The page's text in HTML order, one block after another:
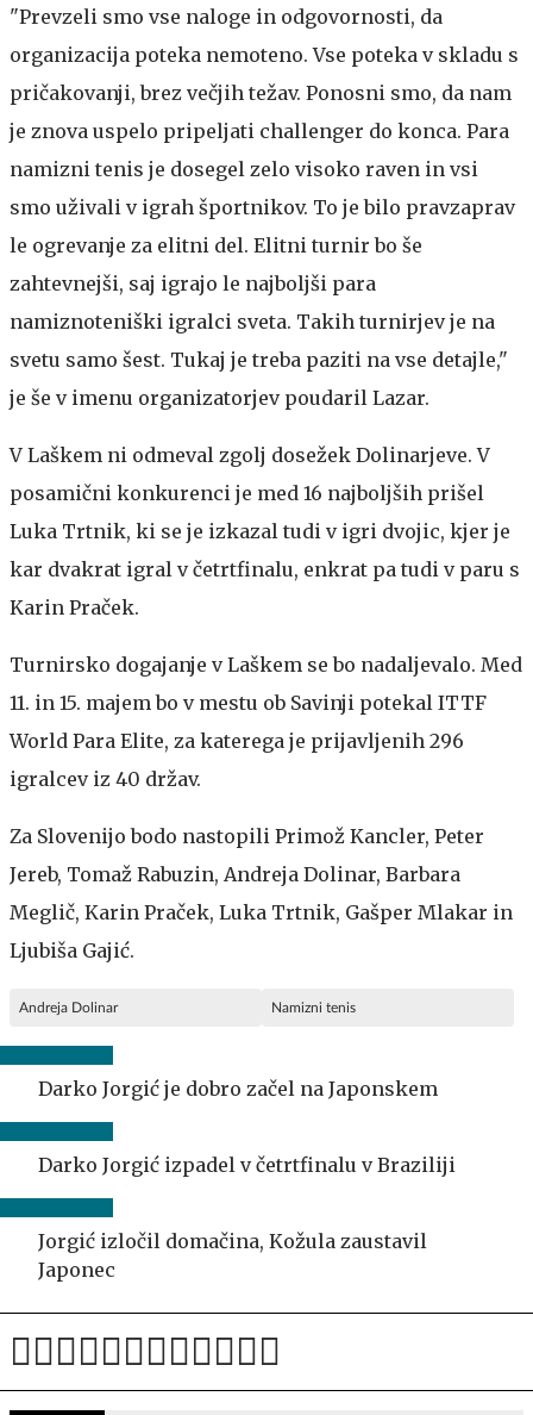
"Prevzeli smo vse naloge in odgovornosti, da
organizacija poteka nemoteno. Vse poteka v skladu s
pričakovanji, brez večjih težav. Ponosni smo, da nam
je znova uspelo pripeljati challenger do konca. Para
namizni tenis je dosegel zelo visoko raven in vsi
smo uživali v igrah športnikov. To je bilo pravzaprav
le ogrevanje za elitni del. Elitni turnir bo še
zahtevnejši, saj igrajo le najboljši para
namiznoteniški igralci sveta. Takih turnirjev je na
svetu samo šest. Tukaj je treba paziti na vse detajle,"
je še v imenu organizatorjev poudaril Lazar.
V Laškem ni odmeval zgolj dosežek Dolinarjeve. V
posamični konkurenci je med 16 najboljših prišel
Luka Trtnik, ki se je izkazal tudi v igri dvojic, kjer je
kar dvakrat igral v četrtfinalu, enkrat pa tudi v paru s
Karin Praček.
Turnirsko dogajanje v Laškem se bo nadaljevalo. Med
11. in 15. majem bo v mestu ob Savinji potekal ITTF
World Para Elite, za katerega je prijavljenih 296
igralcev iz 40 držav.
Za Slovenijo bodo nastopili Primož Kancler, Peter
Jereb, Tomaž Rabuzin, Andreja Dolinar, Barbara
Meglič, Karin Praček, Luka Trtnik, Gašper Mlakar in
Ljubiša Gajić.
Andreja Dolinar Namizni tenis
Darko Jorgić je dobro začel na Japonskem
Darko Jorgić izpadel v četrtfinalu v Braziliji
Jorgić izločil domačina, Kožula zaustavil
Japonec